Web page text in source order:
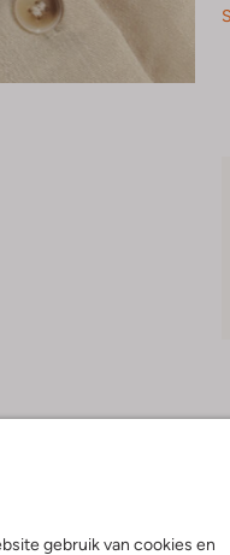
gebruik van cookies en